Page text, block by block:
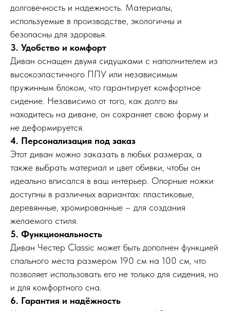
долговечность и надежность. Материалы,
используемые в производстве, экологичны и
безопасны для здоровья.
3. Удобство и комфорт
Диван оснащен двумя сидушками с наполнителем из
высокоэластичного ППУ или независимым
пружинным блоком, что гарантирует комфортное
сидение. Независимо от того, как долго вы
находитесь на диване, он сохраняет свою форму и
не деформируется.
4. Персонализация под заказ
Этот диван можно заказать в любых размерах, а
также выбрать материал и цвет обивки, чтобы он
идеально вписался в ваш интерьер. Опорные ножки
доступны в различных вариантах: пластиковые,
деревянные, хромированные – для создания
желаемого стиля.
5. Функциональность
Диван Честер Classic может быть дополнен функцией
спального места размером 190 см на 100 см, что
позволяет использовать его не только для сидения, но
и для комфортного сна.
6. Гарантия и надёжность